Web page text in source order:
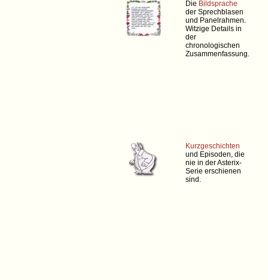
Die Bildsprache
der Sprechblasen
und Panelrahmen.
Witzige Details in
der
chronologischen
Zusammenfassung.
Kurzgeschichten
und Episoden, die
nie in der Asterix-
Serie erschienen
sind.